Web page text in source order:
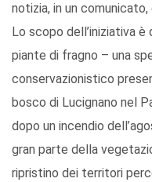
notizia, in un
Lo scopo dell’iniziativa
piante di fragno – una
conservazionistico
bosco di Lucignano nel
dopo un incendio
gran parte della
ripristino dei territori